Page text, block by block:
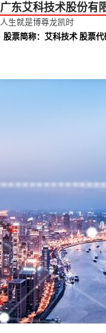
广东艾科技术股份有
人生就是博尊龙凯时
股票简称：艾科技术 股票代